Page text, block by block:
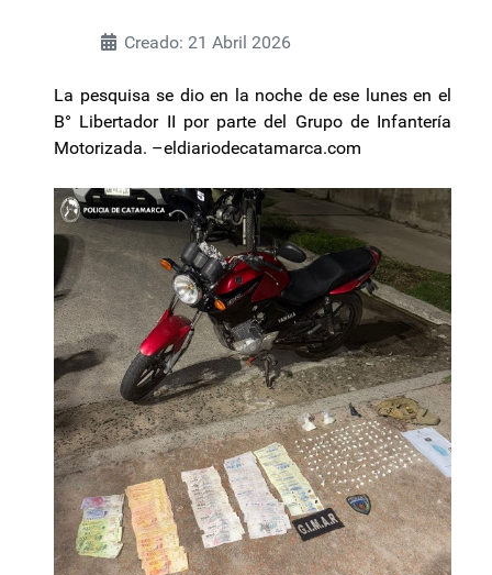
Creado: 21 Abril 2026
La pesquisa se dio en la noche de ese lunes en el
B° Libertador II por parte del Grupo de Infantería
Motorizada. –eldiariodecatamarca.com